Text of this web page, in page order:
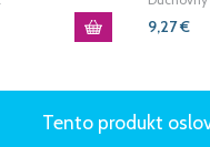
9,27€
Tento produkt